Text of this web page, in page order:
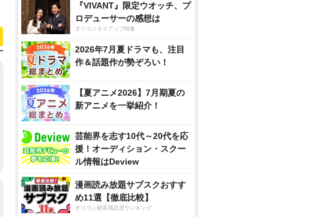
『VIVANT』限定ウオッチ、プ
ロデューサーの感想は
オリコンタイアップ特集
2026年7月夏ドラマも、注目
作＆話題作が勢ぞろい！
【夏アニメ2026】7月期夏の
新アニメを一挙紹介！
芸能界を志す10代～20代を応
援！オーディション・スクー
ル情報はDeview
漫画読み放題サブスクおすす
め11選【徹底比較】
オリコン顧客満足度ランキング